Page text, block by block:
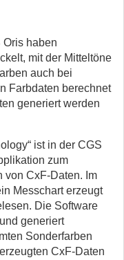
haben
mit der Mitteltöne
auch bei
Farbdaten berechnet
generiert werden
ist in der CGS
zum
von CxF-Daten. Im
Messchart erzeugt
Die Software
generiert
Sonderfarben
CxF-Daten